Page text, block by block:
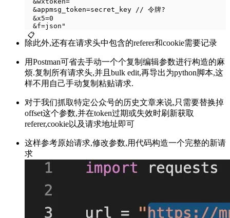
  &appmsg_token=secret_key // 令牌?
  &x5=0
  &f=json"
📋
除此外,还有在请求头中包含的referer和cookie需要记录
用Postman可省去手动一个个复制编辑参数进行构造的麻
烦.复制所有请求头,并且bulk edit,再导出为python脚本,这
样不用自己手动复制粘贴请求.
对于我们抓取特定公众号的历史文章来说,只需要替换掉
offset这个参数,并在token过期或失效时刷新获取
referer,cookie以及请求地址即可
这样参考原始请求,修改参数,用代码构造一个完整的新请
求